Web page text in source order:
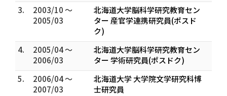
3.
2003/10 ～
2005/03
北海道大学脳科学研究教育セン
ター 産官学連携研究員(ポスド
ク)
4.
2005/04 ～
2006/03
北海道大学脳科学研究教育セン
ター 学術研究員(ポスドク)
5.
2006/04 ～
2007/03
北海道大学 大学院文学研究科博
士研究員